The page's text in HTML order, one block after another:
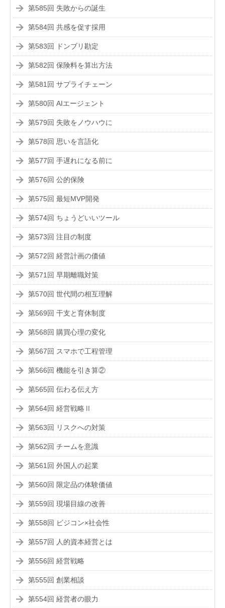
第585回 失敗からの誕生
第584回 共感を促す採用
第583回 ドンブリ勘定
第582回 保険料を算出方法
第581回 サプライチェーン
第580回 AIエージェント
第579回 失敗をノウハウに
第578回 思いを言語化
第577回 手遅れになる前に
第576回 公的保険
第575回 最短MVP開発
第574回 ちょうどいいツール
第573回 注目の制度
第572回 経営計画の価値
第571回 早期離職対策
第570回 世代間の相互理解
第569回 干支と育休制度
第568回 購買心理の変化
第567回 スマホで工程管理
第566回 機能を引き算②
第565回 伝わる伝え方
第564回 経営戦略Ⅱ
第563回 リスクへの対策
第562回 チームを意識
第561回 外国人の起業
第560回 限定品の体験価値
第559回 現場目線の改善
第558回 ビジコン×社会性
第557回 人的資本経営とは
第556回 経営戦略
第555回 創業相談
第554回 経営者の眼力